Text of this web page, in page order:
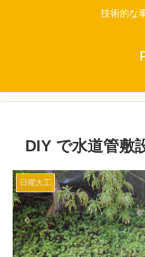
技術的な
DIY で水道管敷
日曜大工